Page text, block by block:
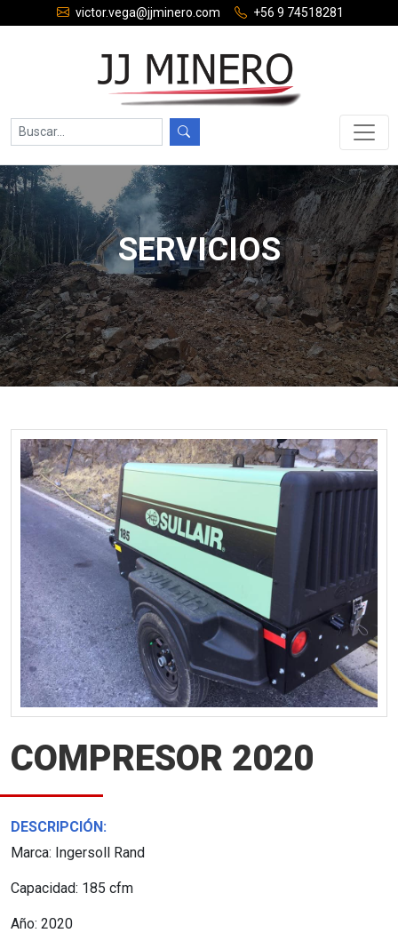
victor.vega@jjminero.com +56 9 74518281
SERVICIOS
COMPRESOR 2020
DESCRIPCIÓN:
Marca: Ingersoll Rand
Capacidad: 185 cfm
Año: 2020